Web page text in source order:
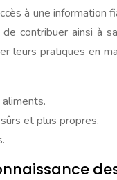
à une
contribuer ainsi à
pratiques en
et plus propres.